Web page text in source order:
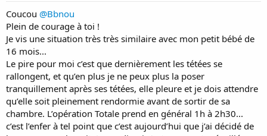
Coucou @Bbnou
Plein de courage à toi !
Je vis une situation très très similaire avec mon petit bébé de
16 mois...
Le pire pour moi c’est que dernièrement les tétées se
rallongent, et qu’en plus je ne peux plus la poser
tranquillement après ses tétées, elle pleure et je dois attendre
qu’elle soit pleinement rendormie avant de sortir de sa
chambre. L’opération Totale prend en général 1h à 2h30...
c’est l’enfer à tel point que c’est aujourd’hui que j’ai décidé de